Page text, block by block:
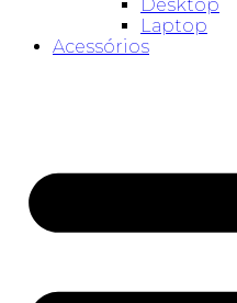
Desktop
Laptop
Acessórios